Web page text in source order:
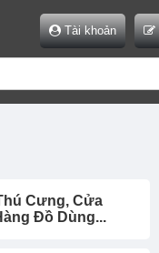
in
public_html/
Tài khoản
Cưng, Cửa
Đồ Dùng...